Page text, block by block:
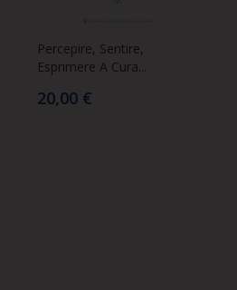
Percepire, Sentire,
Esprimere A Cura...
20,00 €